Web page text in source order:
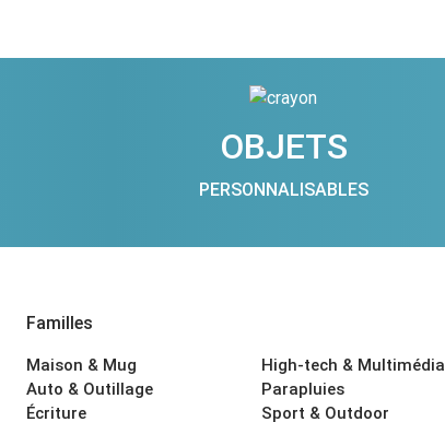
OBJETS
PERSONNALISABLES
Familles
Maison & Mug
Auto & Outillage
Écriture
High-tech & Multimédia
Parapluies
Sport & Outdoor